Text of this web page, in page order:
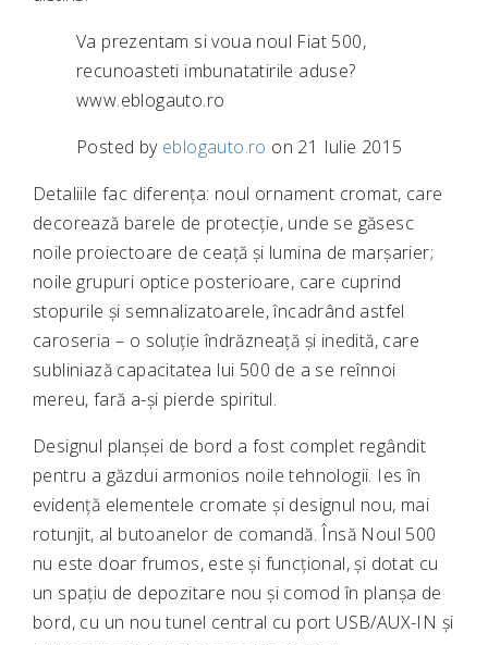
Va prezentam si voua noul Fiat 500,
recunoasteti imbunatatirile aduse?
www.eblogauto.ro
Posted by eblogauto.ro on 21 Iulie 2015
Detaliile fac diferența: noul ornament cromat, care
decorează barele de protecție, unde se găsesc
noile proiectoare de ceață și lumina de marșarier;
noile grupuri optice posterioare, care cuprind
stopurile și semnalizatoarele, încadrând astfel
caroseria – o soluție îndrăzneață și inedită, care
subliniază capacitatea lui 500 de a se reînnoi
mereu, fară a-și pierde spiritul.
Designul planșei de bord a fost complet regândit
pentru a găzdui armonios noile tehnologii. Ies în
evidență elementele cromate și designul nou, mai
rotunjit, al butoanelor de comandă. Însă Noul 500
nu este doar frumos, este și funcțional, și dotat cu
un spațiu de depozitare nou și comod în planșa de
bord, cu un nou tunel central cu port USB/AUX-IN și